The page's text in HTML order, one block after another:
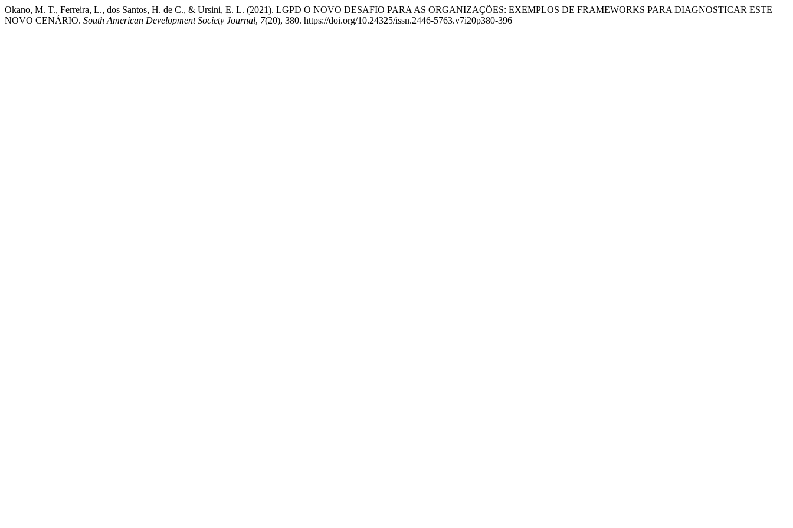
Okano, M. T., Ferreira, L., dos Santos, H. de C., & Ursini, E. L. (2021). LGPD O NOVO DESAFIO PARA AS ORGANIZAÇÕES: EXEMPLOS DE FRAMEWORKS PARA DIAGNOSTICAR ESTE
NOVO CENÁRIO. South American Development Society Journal, 7(20), 380. https://doi.org/10.24325/issn.2446-5763.v7i20p380-396